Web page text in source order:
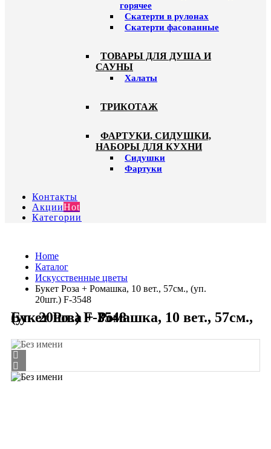
горячее
Скатерти в рулонах
Скатерти фасованные
ТОВАРЫ ДЛЯ ДУША И
САУНЫ
Халаты
ТРИКОТАЖ
ФАРТУКИ, СИДУШКИ,
НАБОРЫ ДЛЯ КУХНИ
Сидушки
Фартуки
Контакты
АкцииHot
Категории
Home
Каталог
Искусственные цветы
Букет Роза + Ромашка, 10 вет., 57см., (уп.
20шт.) F-3548
Букет Роза + Ромашка, 10 вет., 57см., (уп. 20шт.) F-3548